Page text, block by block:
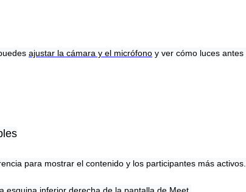
ajustar la cámara y el micrófono y ver cómo luces
para mostrar el contenido y los participantes más activos.